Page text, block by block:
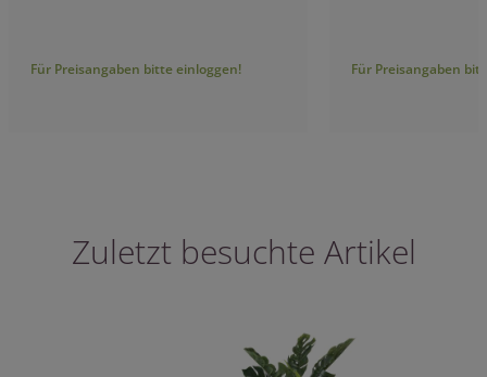
Für Preisangaben bitte einloggen! Für Preisangaben
Zuletzt besuchte Artikel